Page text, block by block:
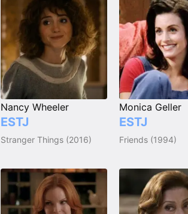
Nancy Wheeler
ESTJ
Stranger Things (2016)
Monica Geller
ESTJ
Friends (1994)